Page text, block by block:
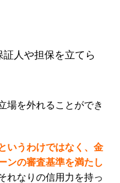
人や担保を立てら
場を外れることができ
いうわけではなく、金
ンの審査基準を満たし
れなりの信用力を持っ